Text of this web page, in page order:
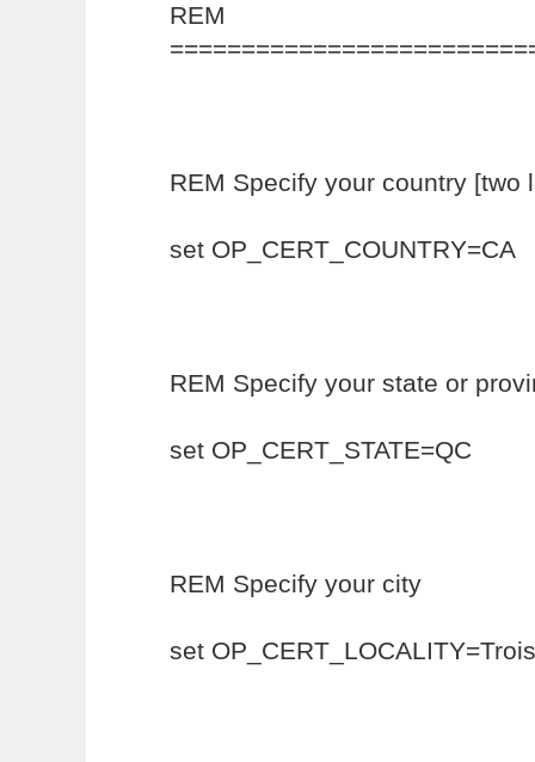
REM
REM Specify your country [two
set OP_CERT_COUNTRY=CA
REM Specify your state or
set OP_CERT_STATE=QC
REM Specify your city
set